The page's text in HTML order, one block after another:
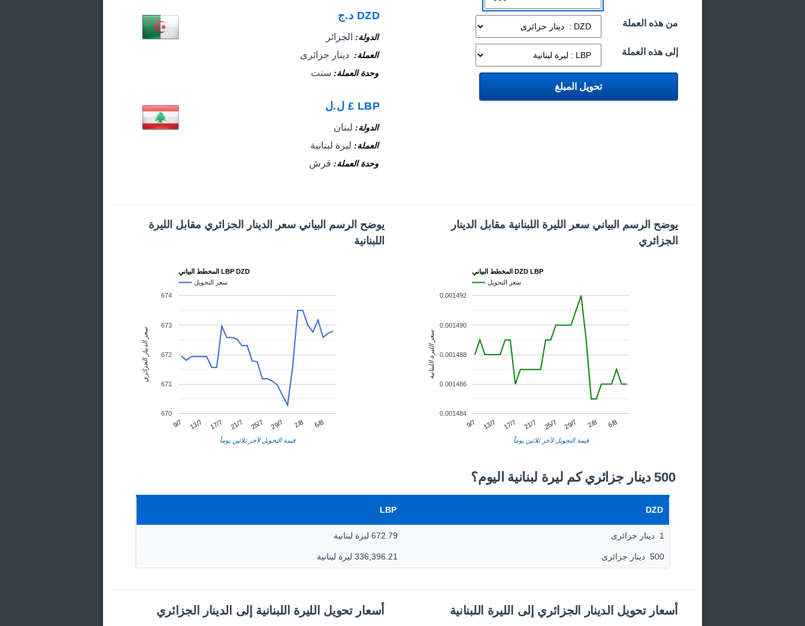
من هذه العملة
إلى هذه العملة
DZD د.ج
الدولة الجزائر
العملة ‏ دينار جزائرى
وحدة العملة سنت
LBP
£ ل.ل
الدولة لبنان
العملة ليرة لبنانية
وحدة العملة قرش
يوضح الرسم البياني سعر الليرة اللبنانية مقابل الدينار
الجزائري
المخطط البياني DZD LBP
سعر التحويل
9/7 13/7 17/7 21/7 25/7 29/7 2/8 6/8
0.001484
0.001486
0.001488
0.001490
0.001492
قيمة التحويل لآخر ثلاثين يوماً
سعر الليرة اللبنانية
يوضح الرسم البياني سعر الدينار الجزائري مقابل الليرة
اللبنانية
المخطط البياني LBP DZD
سعر التحويل
9/7 13/7 17/7 21/7 25/7 29/7 2/8 6/8
670
671
672
673
674
قيمة التحويل لآخر ثلاثين يوماً
سعر الدينار الجزائري
500 دينار جزائري كم ليرة لبنانية اليوم؟
DZD
LBP
1 ‏ دينار جزائرى 672.79 ليرة لبنانية
500 ‏ دينار جزائرى 336,396.21 ليرة لبنانية
أسعار تحويل الدينار الجزائري إلى الليرة اللبنانية أسعار تحويل الليرة اللبنانية إلى الدينار الجزائري